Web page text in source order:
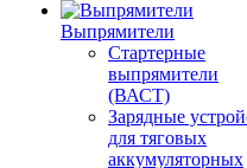
Выпрямители
Стартерные
выпрямители
(ВАСТ)
Зарядные
для тяговых
аккумуляторных